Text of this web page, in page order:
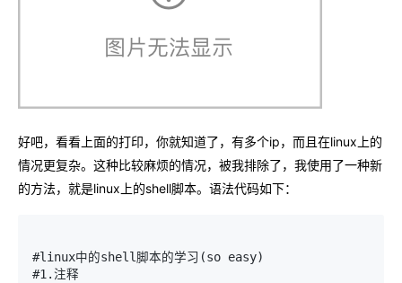
好吧，看看上面的打印，你就知道了，有多个ip，而且在linux上的
情况更复杂。这种比较麻烦的情况，被我排除了，我使用了一种新
的方法，就是linux上的shell脚本。语法代码如下：
#linux中的shell脚本的学习(so easy)
#1.注释